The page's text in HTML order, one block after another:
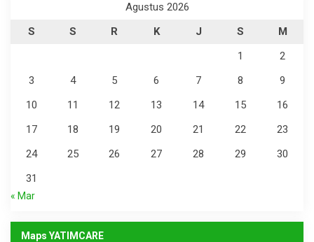
Agustus 2026
S
S R K J S
M
1
2
3
4 5 6 7 8
9
10
11 12 13 14 15
16
17
18 19 20 21 22
23
24
25 26 27 28 29
30
31
« Mar
Maps YATIMCARE